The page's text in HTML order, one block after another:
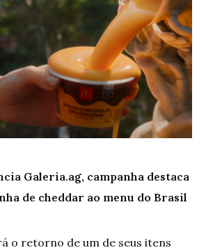
Galeria.ag, campanha destaca
de cheddar ao menu do Brasil
o retorno de um de seus itens